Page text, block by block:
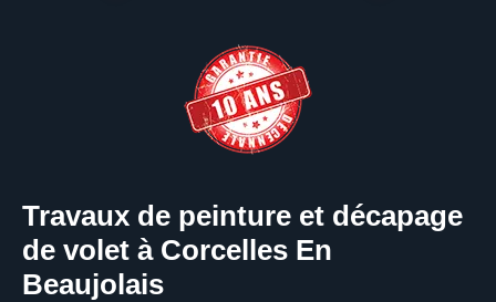
Travaux de peinture et décapage
de volet à Corcelles En
Beaujolais